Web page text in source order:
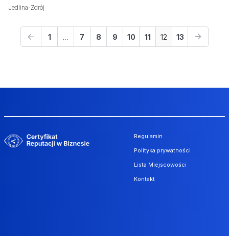
Jedlina-Zdrój
1 … 7 8 9 10 11 12 13
Regulamin
Polityka prywatności
Lista Miejscowości
Kontakt